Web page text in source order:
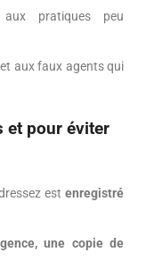
aux pratiques peu
aux faux agents qui
et pour éviter
est enregistré
une copie de